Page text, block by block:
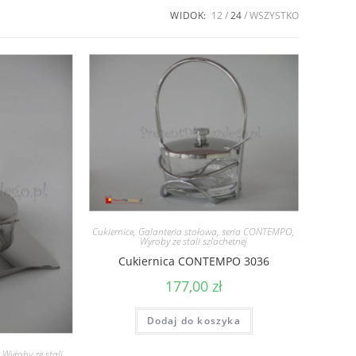
WIDOK: 12 24 WSZYSTKO
Cukiernice, Galanteria stołowa,seria CONTEMPO,
Wyroby ze stali szlachetnej
Cukiernica CONTEMPO 3036
177,00 zł
Dodaj do koszyka